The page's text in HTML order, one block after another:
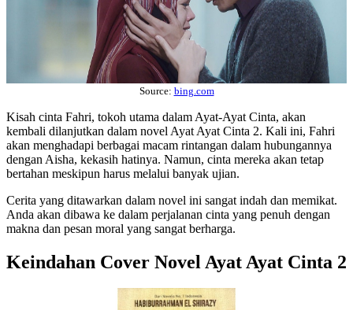
Source: bing.com
Kisah cinta Fahri, tokoh utama dalam Ayat-Ayat Cinta, akan
kembali dilanjutkan dalam novel Ayat Ayat Cinta 2. Kali ini, Fahri
akan menghadapi berbagai macam rintangan dalam hubungannya
dengan Aisha, kekasih hatinya. Namun, cinta mereka akan tetap
bertahan meskipun harus melalui banyak ujian.
Cerita yang ditawarkan dalam novel ini sangat indah dan memikat.
Anda akan dibawa ke dalam perjalanan cinta yang penuh dengan
makna dan pesan moral yang sangat berharga.
Keindahan Cover Novel Ayat Ayat Cinta 2